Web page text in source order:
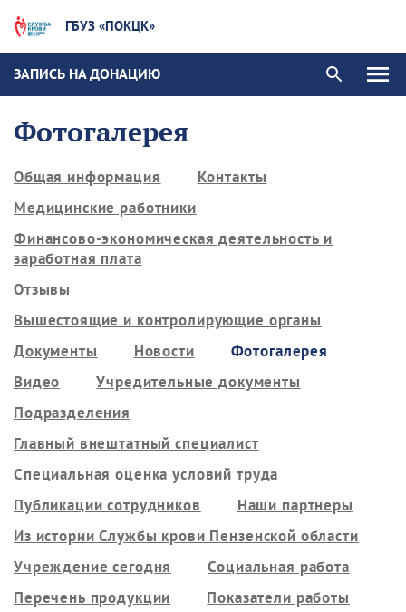
ГБУЗ «ПОКЦК»
ЗАПИСЬ НА ДОНАЦИЮ
Фотогалерея
Общая информация
Контакты
Медицинские работники
Финансово-экономическая деятельность и
заработная плата
Отзывы
Вышестоящие и контролирующие органы
Документы
Новости
Фотогалерея
Видео
Учредительные документы
Подразделения
Главный внештатный специалист
Специальная оценка условий труда
Публикации сотрудников
Наши партнеры
Из истории Службы крови Пензенской области
Учреждение сегодня
Социальная работа
Перечень продукции
Показатели работы